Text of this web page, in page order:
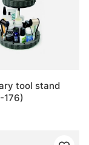
tool stand
176)